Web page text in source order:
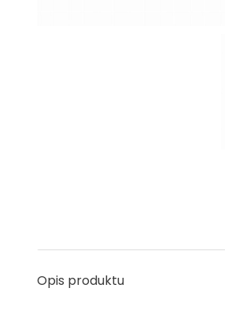
Opis produktu